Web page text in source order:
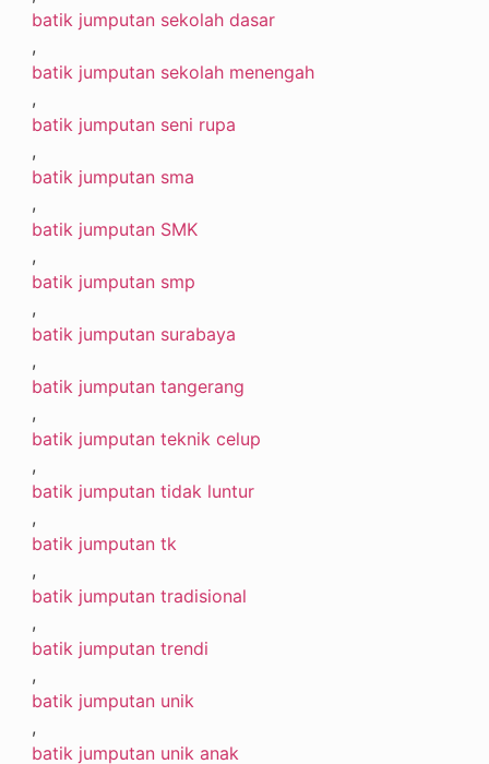
batik jumputan sekolah dasar
,
batik jumputan sekolah menengah
,
batik jumputan seni rupa
,
batik jumputan sma
,
batik jumputan SMK
,
batik jumputan smp
,
batik jumputan surabaya
,
batik jumputan tangerang
,
batik jumputan teknik celup
,
batik jumputan tidak luntur
,
batik jumputan tk
,
batik jumputan tradisional
,
batik jumputan trendi
,
batik jumputan unik
,
batik jumputan unik anak